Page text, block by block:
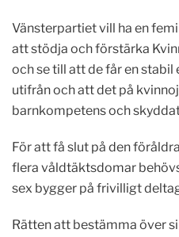
Vänsterpartiet vill ha en
att stödja och förstärka
och se till att de får en
utifrån och att det på
barnkompetens och
För att få slut på den
flera våldtäktsdomar
sex bygger på frivilligt
Rätten att bestämma över